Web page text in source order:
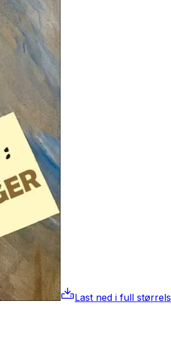
Last ned i full